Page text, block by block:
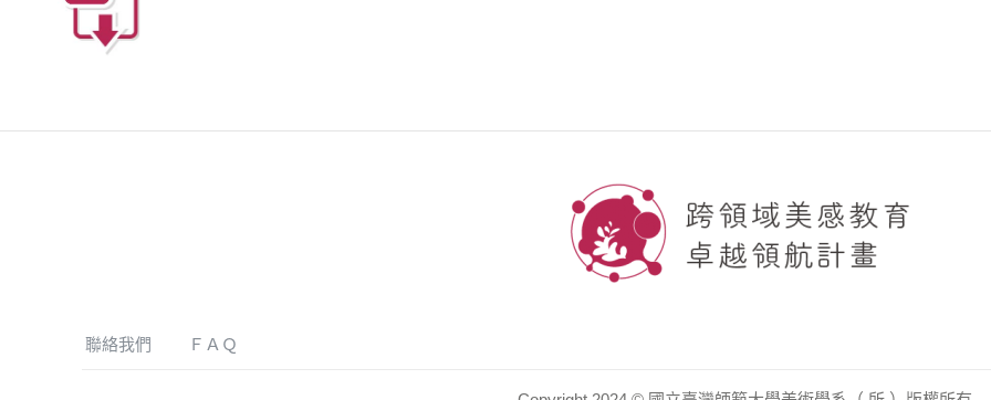
聯絡我們 ＦＡＱ